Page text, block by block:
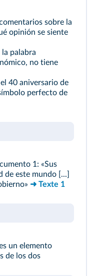
sobre la
opinión se siente
la palabra
no tiene
40 aniversario de
perfecto de
1: «Sus
este mundo [...]
➜ Texte 1
un elemento
de los dos